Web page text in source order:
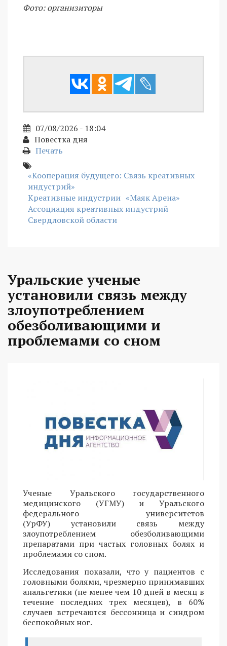
Фото: организиторы
07/08/2026 - 18:04
Повестка дня
Печать
«Кооперация будущего: Связь креативных
индустрий»
Креативные индустрии «Маяк Арена»
Ассоциация креативных индустрий
Свердловской области
Уральские ученые
установили связь между
злоупотреблением
обезболивающими и
проблемами со сном
Ученые Уральского государственного
медицинского (УГМУ) и Уральского
федерального университетов
(УрФУ) установили связь между
злоупотреблением обезболивающими
препаратами при частых головных болях и
проблемами со сном.
Исследования показали, что у пациентов с
головными болями, чрезмерно принимавших
анальгетики (не менее чем 10 дней в месяц в
течение последних трех месяцев), в 60%
случаев встречаются бессонница и синдром
беспокойных ног.